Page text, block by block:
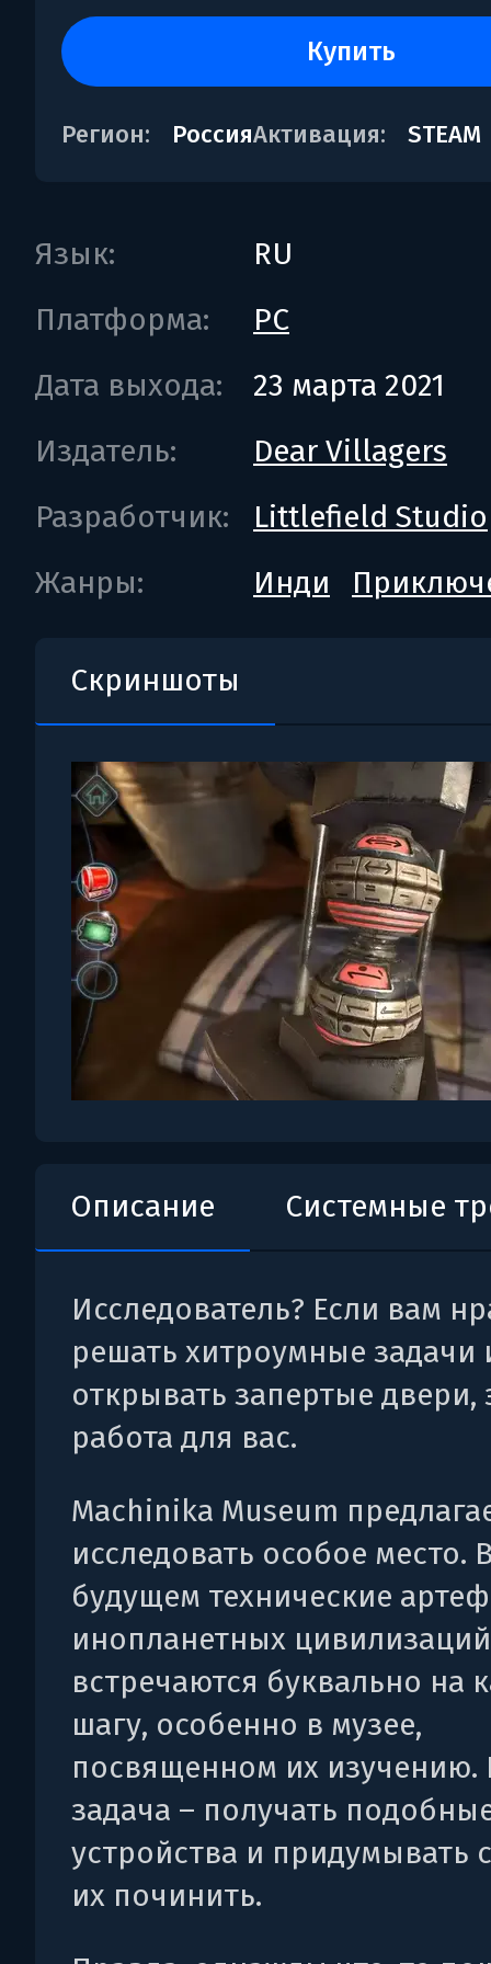
купить
Регион: РоссияАктивация: STEAM
Язык:
RU
Платформа:
PC
Дата выхода:
23 марта 2021
Издатель:
Dear Villagers
Разработчик:
Littlefield Studio
Жанры:
Инди
Скриншоты
Описание Системные
Исследователь? Если вам
решать хитроумные задачи
открывать запертые двери,
работа для вас.
Machinika Museum
исследовать особое место.
будущем технические
инопланетных цивилизаций
встречаются буквально на
шагу, особенно в музее,
посвященном их изучению.
задача – получать
устройства и придумывать
их починить.